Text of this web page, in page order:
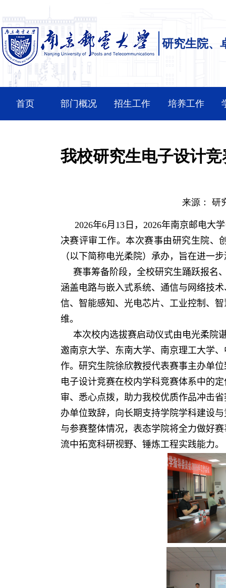
研究生院、
首页 部门概况 招生工作 培养工作
我校研究生电子设计
来源： 研
2026年6月 13 日， 2026年南京邮电大
决赛评审工作。本次赛事由研究生院、
（以下简称电光柔院）承办，旨在进一
赛事筹备阶段，全校研究生踊跃报名
涵盖电路与嵌入式系统、通信与网络技
信、智能感知、光电芯片、工业控制、
维。
本次校内选拔赛启动仪式由电光柔院
邀南京大学、东南大学、南京理工大学
作。研究生院徐欣教授代表赛事主办单
电子设计竞赛在校内学科竞赛体系中的
审、悉心点拨，助力我校优质作品冲击
办单位致辞，向长期支持学院学科建设
与参赛整体情况，表态学院将全力做好
流中拓宽科研视野、锤炼工程实践能力。